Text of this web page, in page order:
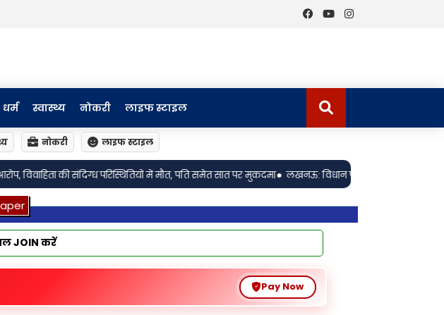
धर्म स्वास्थ्य नोकरी लाइफ स्टाइल
नोकरी लाइफ स्टाइल
में मौत, पति समेत सात पर मुकदमा• लखनऊ: विधान परिषद में एमएलसी मुकेश शर्मा ने गृहकर व्यवस्था से जुड़े
JOIN करें
Pay Now